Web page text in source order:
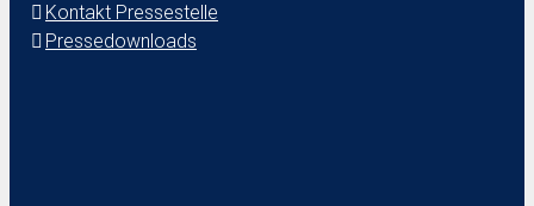
Kontakt Pressestelle
Pressedownloads